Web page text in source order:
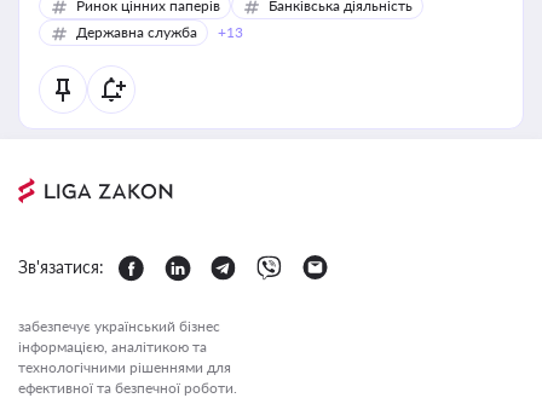
Ринок цінних паперів
Банківська діяльність
Державна служба
+13
Зв'язатися:
забезпечує український бізнес
інформацією, аналітикою та
технологічними рішеннями для
ефективної та безпечної роботи.